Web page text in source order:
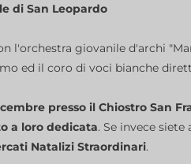
di San Leopardo
l'orchestra giovanile d'archi
ed il coro di voci bianche
presso il Chiostro San
a loro dedicata. Se invece
Natalizi Straordinari.